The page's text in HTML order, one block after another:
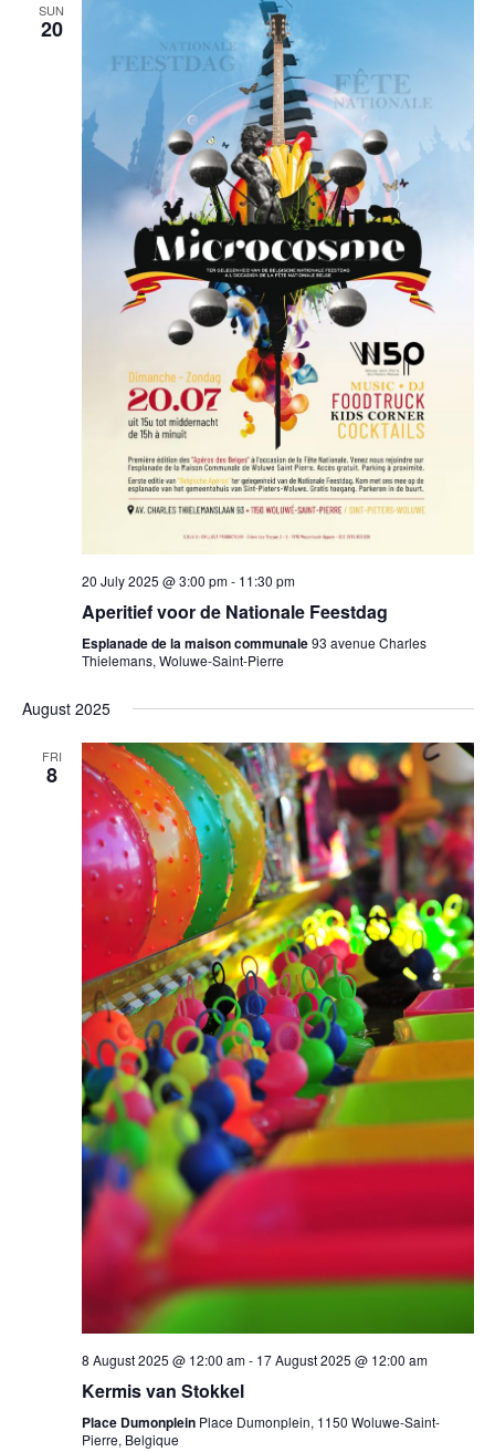
SUN
20
20 July 2025 @ 3:00 pm- 11:30 pm
Aperitief voor de Nationale Feestdag
Esplanade de la maison communale93 avenue Charles
Thielemans, Woluwe-Saint-Pierre
August 2025
FRI
8
8 August 2025 @ 12:00 am- 17 August 2025 @ 12:00 am
Kermis van Stokkel
Place Dumonplein Place Dumonplein, 1150 Woluwe-Saint-
Pierre, Belgique